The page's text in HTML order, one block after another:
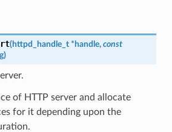
(httpd_handle_t * handle, const
)
of HTTP server and allocate
for it depending upon the